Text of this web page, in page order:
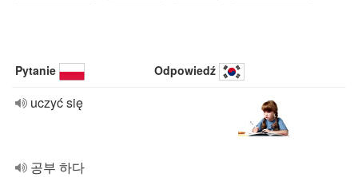
Pytanie Odpowiedź
uczyć się
공부 하다